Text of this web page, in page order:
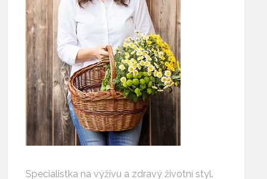
Specialistka na výživu a zdravý životní styl.